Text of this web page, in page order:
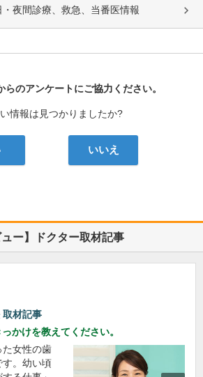
夜間診療、救急、当番医情報
院なび
らのアンケートにご協力ください。
情報は見つかりましたか?
いいえ
ュー】ドクター取材記事
取材記事
かけを教えてください。
た女性の歯
。幼い頃